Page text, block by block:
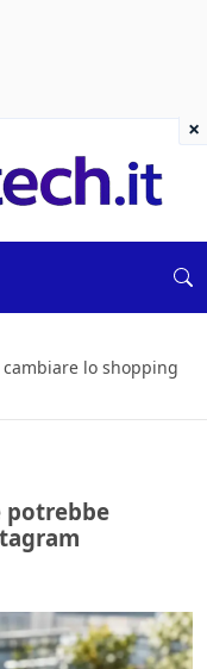
cambiare lo shopping
potrebbe
×